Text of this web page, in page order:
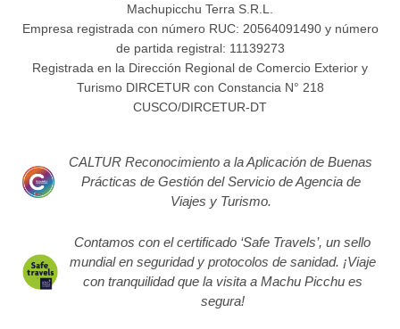
Machupicchu Terra S.R.L.
Empresa registrada con número RUC: 20564091490 y número
de partida registral: 11139273
Registrada en la Dirección Regional de Comercio Exterior y
Turismo DIRCETUR con Constancia N° 218
CUSCO/DIRCETUR-DT
CALTUR Reconocimiento a la Aplicación de Buenas
Prácticas de Gestión del Servicio de Agencia de
Viajes y Turismo.
Contamos con el certificado ‘Safe Travels’, un sello
mundial en seguridad y protocolos de sanidad. ¡Viaje
con tranquilidad que la visita a Machu Picchu es
segura!